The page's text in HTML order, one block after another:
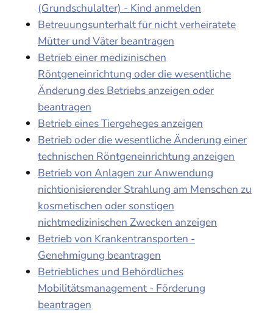
(Grundschulalter) - Kind anmelden
Betreuungsunterhalt für nicht verheiratete
Mütter und Väter beantragen
Betrieb einer medizinischen
Röntgeneinrichtung oder die wesentliche
Änderung des Betriebs anzeigen oder
beantragen
Betrieb eines Tiergeheges anzeigen
Betrieb oder die wesentliche Änderung einer
technischen Röntgeneinrichtung anzeigen
Betrieb von Anlagen zur Anwendung
nichtionisierender Strahlung am Menschen zu
kosmetischen oder sonstigen
nichtmedizinischen Zwecken anzeigen
Betrieb von Krankentransporten -
Genehmigung beantragen
Betriebliches und Behördliches
Mobilitätsmanagement - Förderung
beantragen